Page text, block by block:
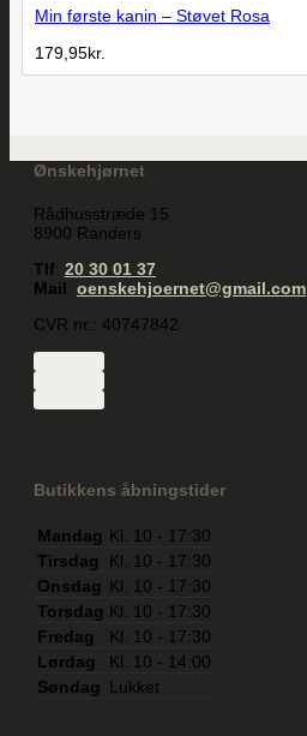
Min første kanin – Støvet Rosa
179,95kr.
Ønskehjørnet
Rådhusstræde 15
8900 Randers
Tlf: 20 30 01 37
Mail: oenskehjoernet@gmail.com
CVR nr.: 40747842
Butikkens åbningstider
Mandag Kl. 10 - 17:30
Tirsdag
Kl. 10 - 17:30
Onsdag Kl. 10 - 17:30
Torsdag Kl. 10 - 17:30
Fredag
Kl. 10 - 17:30
Lørdag
Kl. 10 - 14:00
Søndag
Lukket